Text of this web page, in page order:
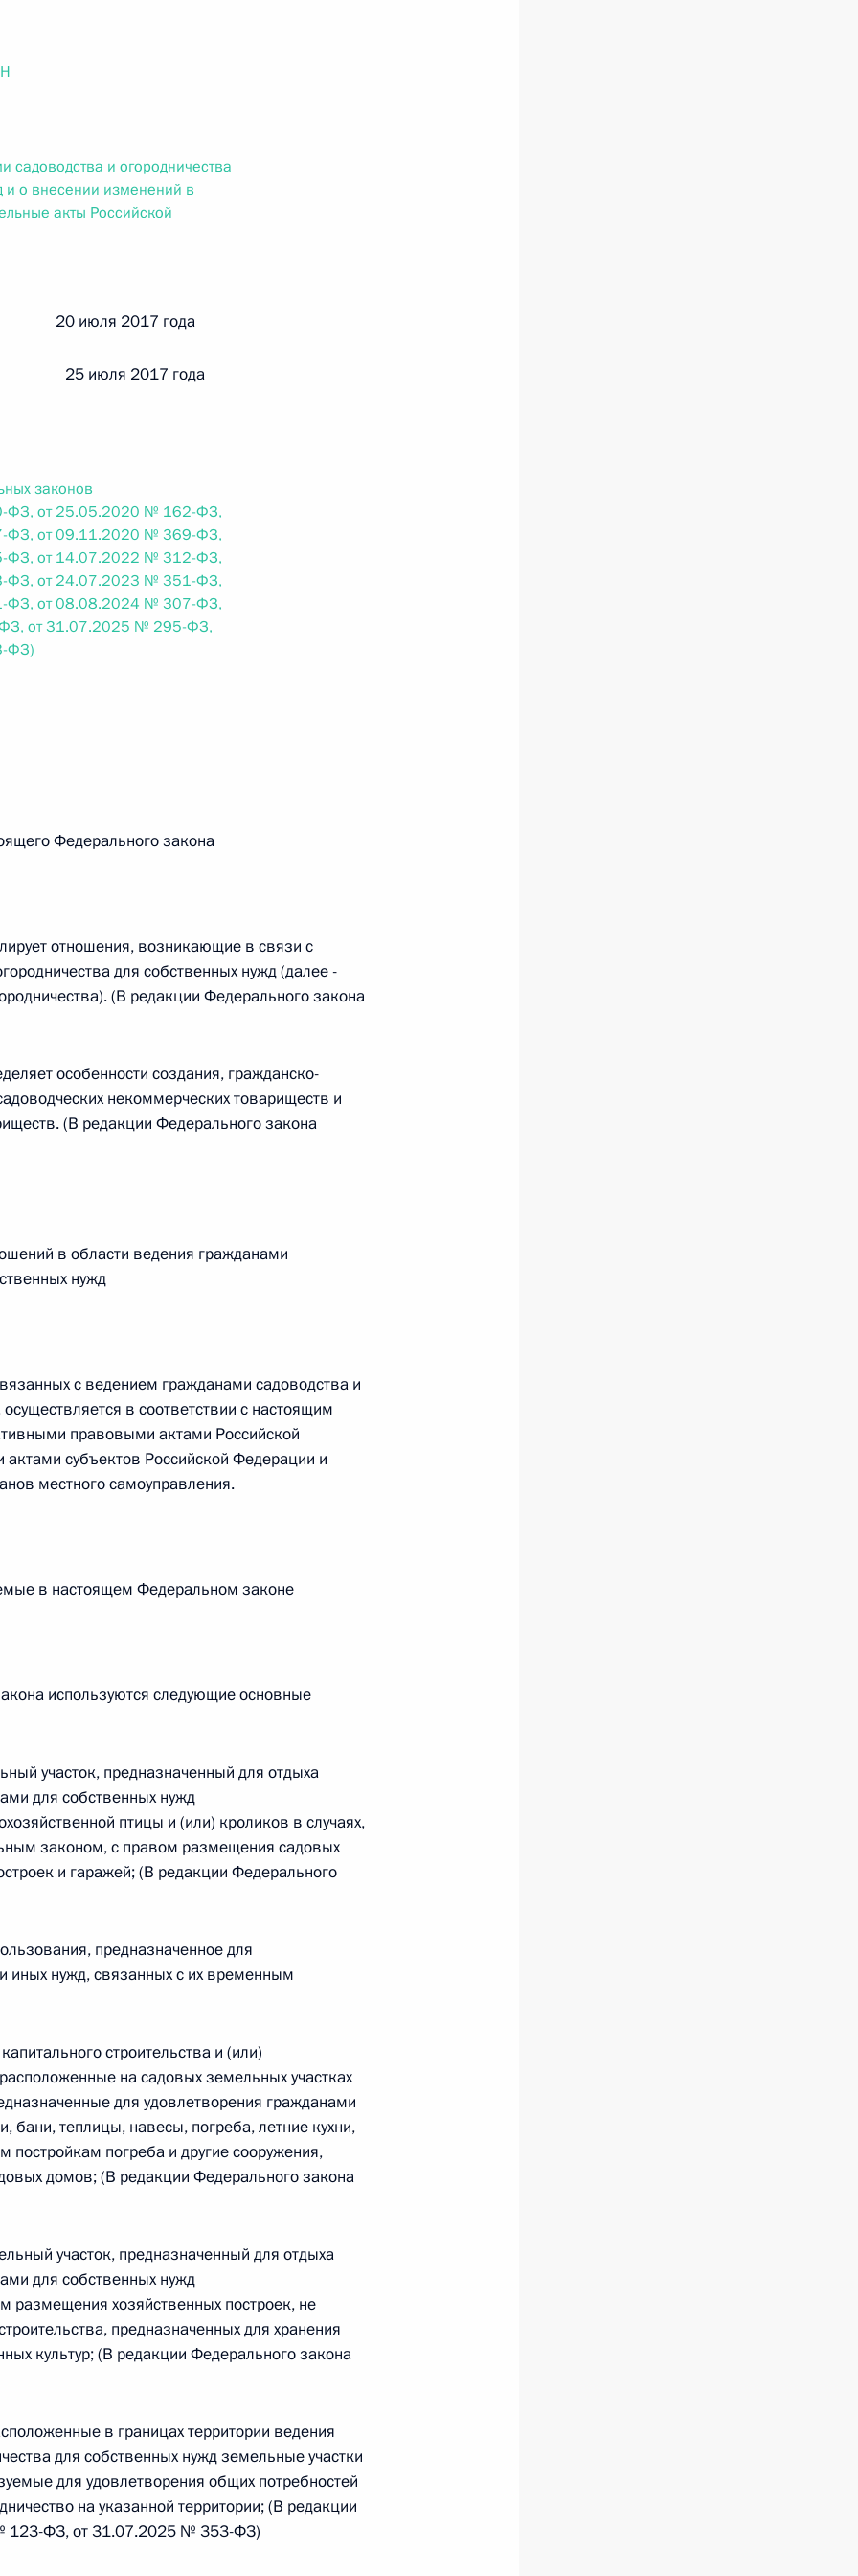
«О присяжных заседателях федеральных судов общей
г. № 263-ФЗ
г. № 242-ФЗ
первой и статью 227–1 части второй Налогового
г. № 267-ФЗ
закона «О благотворительной деятельности
№ 251-ФЗ
13 статьи 3 Федерального закона «О внесении
состояния“
Российской Федерации и Кабинетом
статусе представительств компетентных органов
№ 252-ФЗ
водного транспорта Российской Федерации и статью 1
Федерации об административных правонарушениях
г. № 266-ФЗ
г. № 247-ФЗ
Российской Федерации об административных
г. № 245-ФЗ
садоводства и огородничества
и о внесении изменений в
акты Российской
20 июля 2017 года
25 июля 2017 года
законов
ФЗ, от 25.05.2020 № 162-ФЗ,
ФЗ, от 09.11.2020 № 369-ФЗ,
ФЗ, от 14.07.2022 № 312-ФЗ,
ФЗ, от 24.07.2023 № 351-ФЗ,
ФЗ, от 08.08.2024 № 307-ФЗ,
от 31.07.2025 № 295-ФЗ,
ФЗ)
Федерального закона
отношения, возникающие в связи с
для собственных нужд (далее -
(В редакции Федерального закона
особенности создания, гражданско-
некоммерческих товариществ и
(В редакции Федерального закона
в области ведения гражданами
нужд
с ведением гражданами садоводства и
в соответствии с настоящим
правовыми актами Российской
субъектов Российской Федерации и
местного самоуправления.
в настоящем Федеральном законе
используются следующие основные
участок, предназначенный для отдыха
для собственных нужд
птицы и (или) кроликов в случаях,
законом, с правом размещения садовых
и гаражей; (В редакции Федерального
предназначенное для
иных нужд, связанных с их временным
строительства и (или)
на садовых земельных участках
для удовлетворения гражданами
бани, теплицы, навесы, погреба, летние кухни,
постройкам погреба и другие сооружения,
домов; (В редакции Федерального закона
участок, предназначенный для отдыха
для собственных нужд
размещения хозяйственных построек, не
предназначенных для хранения
культур; (В редакции Федерального закона
в границах территории ведения
для собственных нужд земельные участки
для удовлетворения общих потребностей
на указанной территории; (В редакции
123-ФЗ, от 31.07.2025 № 353-ФЗ)